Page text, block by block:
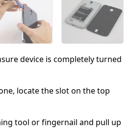
device is completely turned
locate the slot on the top
tool or fingernail and pull up